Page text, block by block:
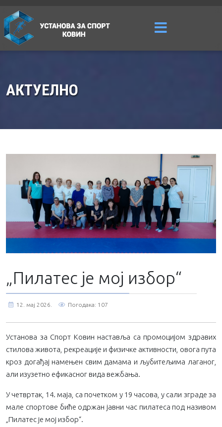
АКТУЕЛНО
„Пилатес је мој избор“
12. мај 2026. Погодака: 107
Установа за Спорт Ковин наставља са промоцијом здравих
стилова живота, рекреације и физичке активности, овога пута
кроз догађај намењен свим дамама и љубитељима лаганог,
али изузетно ефикасног вида вежбања.
У четвртак, 14. маја, са почетком у 19 часова, у сали зграде за
мале спортове биће одржан јавни час пилатеса под називом
„Пилатес је мој избор“.